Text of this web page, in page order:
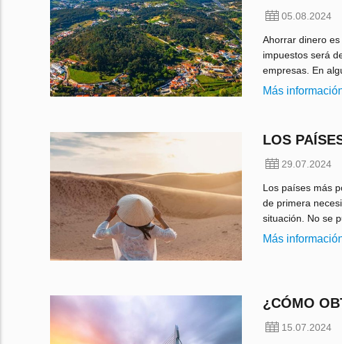
05.08.2024
Ahorrar dinero
impuestos será
empresas. En
Más
LOS
29.07.2024
Los países más
de primera
situación. No se
Más
¿CÓMO
15.07.2024